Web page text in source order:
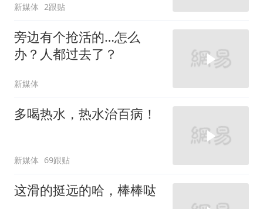
新媒体 2跟贴
旁边有个抢活的…怎么
办？人都过去了？
新媒体
多喝热水，热水治百病！
新媒体 69跟贴
这滑的挺远的哈，棒棒哒